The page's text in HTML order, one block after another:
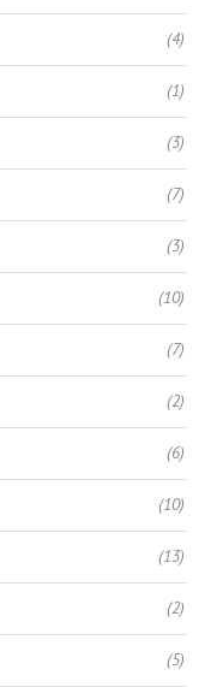
(4)
(1)
(3)
(7)
(3)
(10)
(7)
(2)
(6)
(10)
(13)
(2)
(5)